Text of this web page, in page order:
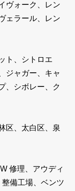
ヴォーク、レン
ェラール、レン
ト、シトロエ
ジャガー、キャ
、シボレー、ク
区、太白区、泉
修理、アウディ
備工場、ベンツ